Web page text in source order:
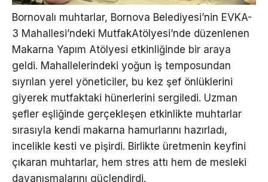
Bornovalı muhtarlar, Bornova Belediyesi’nin EVKA-
3 Mahallesi’ndeki MutfakAtölyesi’nde düzenlenen
Makarna Yapım Atölyesi etkinliğinde bir araya
geldi. Mahallelerindeki yoğun iş temposundan
sıyrılan yerel yöneticiler, bu kez şef önlüklerini
giyerek mutfaktaki hünerlerini sergiledi. Uzman
şefler eşliğinde gerçekleşen etkinlikte muhtarlar
sırasıyla kendi makarna hamurlarını hazırladı,
incelikle kesti ve pişirdi. Birlikte üretmenin keyfini
çıkaran muhtarlar, hem stres attı hem de mesleki
dayanışmalarını güçlendirdi.